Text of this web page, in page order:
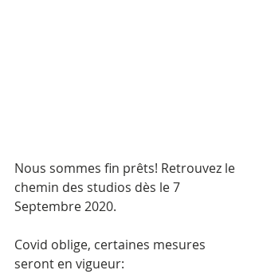
Nous sommes fin prêts! Retrouvez le
chemin des studios dès le 7
Septembre 2020.
Covid oblige, certaines mesures
seront en vigueur: